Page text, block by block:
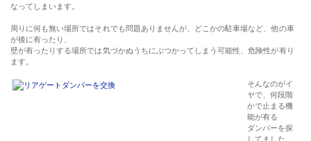
なってしまいます。
周りに何も無い場所ではそれでも問題ありませんが、どこかの駐車場など、他の車
が後に有ったり、
壁が有ったりする場所では気づかぬうちにぶつかってしまう可能性、危険性が有り
ます。
そんなのがイ
ヤで、何段階
かで止まる機
能が有る
ダンパーを探
してました。